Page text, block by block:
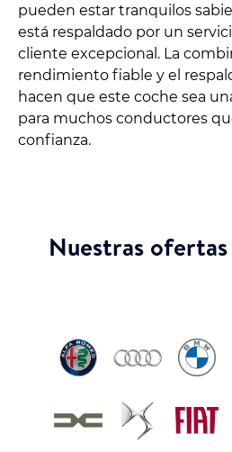
pueden estar tranquilos
está respaldado por un
cliente excepcional. La
rendimiento fiable y el
hacen que este coche sea
para muchos conductores
confianza.
Nuestras